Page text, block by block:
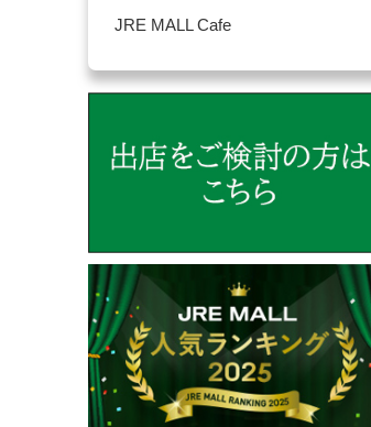
JRE MALL Cafe